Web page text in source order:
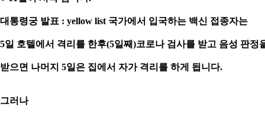
대통령궁 발표 : yellow list 국가에서 입국하는 백신 접종자는
5일 호텔에서 격리를 한후(5일째)코로나 검사를 받고 음성 판정
받으면 나머지 5일은 집에서 자가 격리를 하게 됩니다.
그러나